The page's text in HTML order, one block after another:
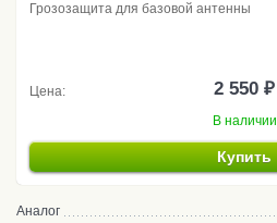
Грозозащита для базовой антенны
Цена: 2 550 ₽
В наличии
Купить
Аналог